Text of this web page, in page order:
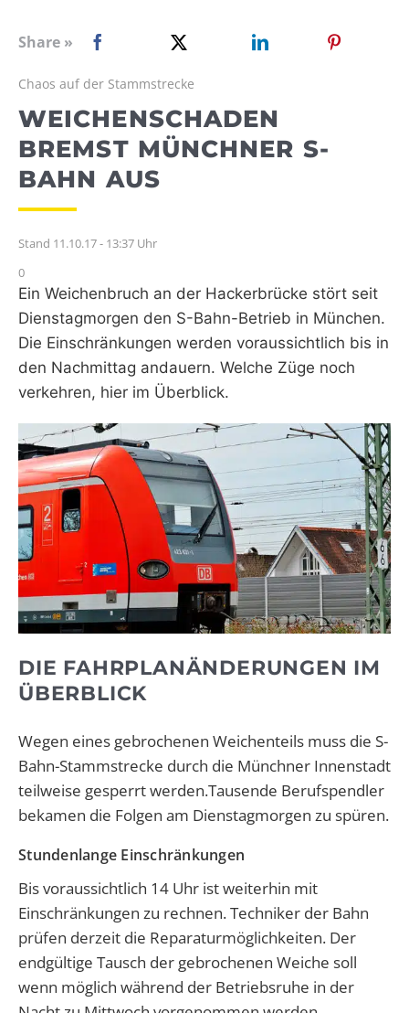
Share »
Chaos auf der Stammstrecke
WEICHENSCHADEN
BREMST MÜNCHNER S-
BAHN AUS
Stand 11.10.17 - 13:37 Uhr
0
Ein Weichenbruch an der Hackerbrücke stört seit
Dienstagmorgen den S-Bahn-Betrieb in München.
Die Einschränkungen werden voraussichtlich bis in
den Nachmittag andauern. Welche Züge noch
verkehren, hier im Überblick.
DIE FAHRPLANÄNDERUNGEN IM
ÜBERBLICK
Wegen eines gebrochenen Weichenteils muss die S-
Bahn-Stammstrecke durch die Münchner Innenstadt
teilweise gesperrt werden.Tausende Berufspendler
bekamen die Folgen am Dienstagmorgen zu spüren.
Stundenlange Einschränkungen
Bis voraussichtlich 14 Uhr ist weiterhin mit
Einschränkungen zu rechnen. Techniker der Bahn
prüfen derzeit die Reparaturmöglichkeiten. Der
endgültige Tausch der gebrochenen Weiche soll
wenn möglich während der Betriebsruhe in der